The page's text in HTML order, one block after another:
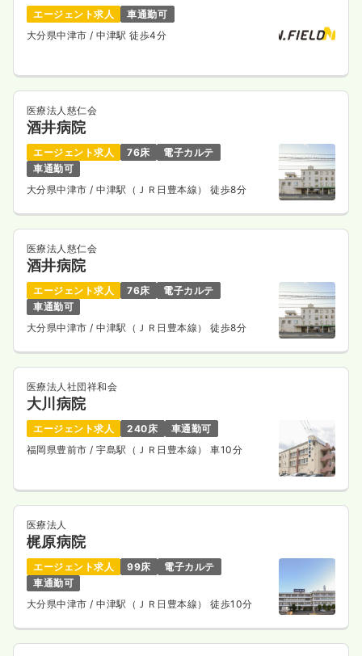
エージェント求人
車通勤可
大分県中津市 / 中津駅 徒歩4分
医療法人慈仁会
酒井病院
エージェント求人 76床
電子カルテ
車通勤可
大分県中津市/ 中津駅（ＪＲ日豊本線） 徒歩8分
医療法人慈仁会
酒井病院
エージェント求人 76床
電子カルテ
車通勤可
大分県中津市/ 中津駅（ＪＲ日豊本線） 徒歩8分
医療法人社団祥和会
大川病院
エージェント求人 240床
車通勤可
福岡県豊前市 / 宇島駅（ＪＲ日豊本線） 車10分
医療法人
梶原病院
エージェント求人 99床
電子カルテ
車通勤可
大分県中津市/ 中津駅（ＪＲ日豊本線） 徒歩10分